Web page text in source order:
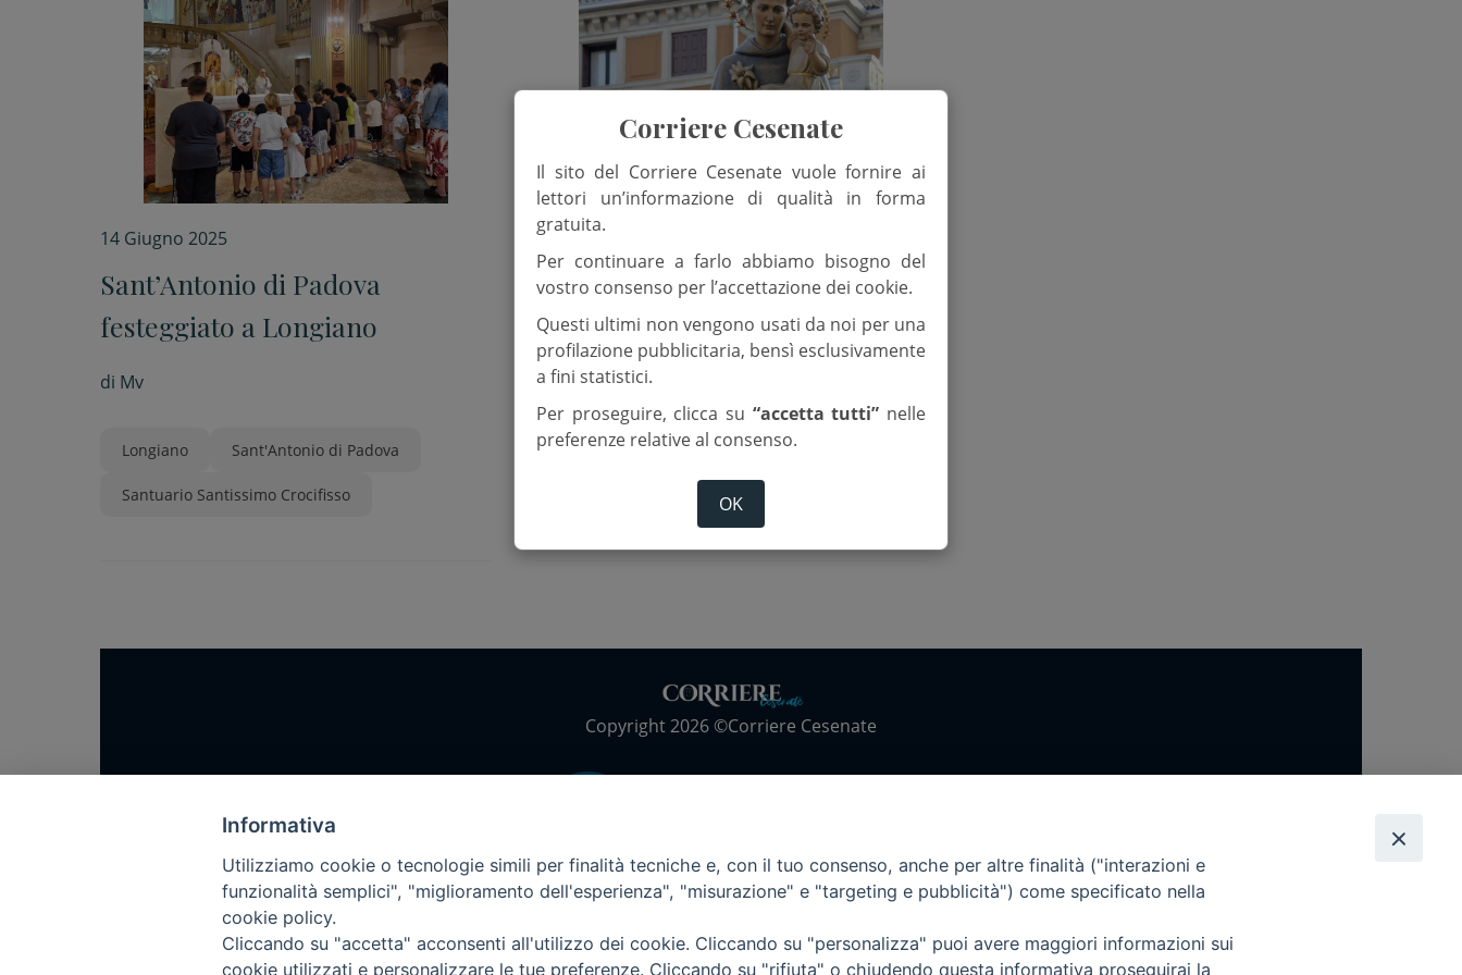
14 Giugno 2025
Sant’Antonio di Padova
festeggiato a Longiano
di Mv
Longiano Sant'Antonio di Padova
Santuario Santissimo Crocifisso
11 Giugno 2025
Festa di sant’Antonio di Padova
e Giubileo dei bambini a
Longiano
diRed.
Giubileo 2025 Sant'Antonio di Padova
Santuario Santissimo Crocifisso
Copyright 2026 ©Corriere Cesenate
Come abbonarsi
Corriere Cesenate
Il sito del Corriere Cesenate vuole fornire ai
lettori un’informazione di qualità in forma
gratuita.
Per continuare a farlo abbiamo bisogno del
vostro consenso per l’accettazione dei cookie.
Questi ultimi non vengono usati da noi per una
profilazione pubblicitaria, bensì esclusivamente
a fini statistici.
Per proseguire, clicca su “accetta tutti” nelle
preferenze relative al consenso.
OK
Informativa
Utilizziamo cookie o tecnologie simili per finalità tecniche e, con il tuo consenso, anche per altre finalità ("interazioni e
funzionalità semplici", "miglioramento dell'esperienza", "misurazione" e "targeting e pubblicità") come specificato nella
cookie policy.
Cliccando su "accetta" acconsenti all'utilizzo dei cookie. Cliccando su "personalizza" puoi avere maggiori informazioni sui
cookie utilizzati e personalizzare le tue preferenze. Cliccando su "rifiuta" o chiudendo questa informativa proseguirai la